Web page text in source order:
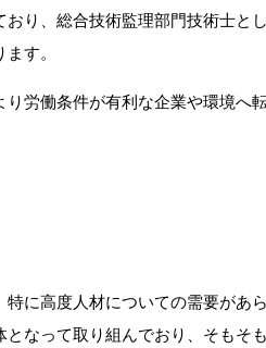
り、総合技術監理部門技術士と
す。
労働条件が有利な企業や環境へ
に高度人材についての需要があ
なって取り組んでおり、そもそ